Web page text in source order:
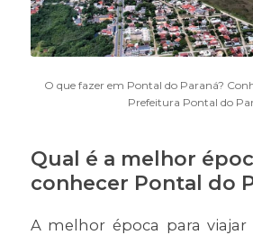
O que fazer em Pontal do Paraná?
Prefeitura Pontal do
Qual é a melhor
conhecer Pontal do
A melhor época para